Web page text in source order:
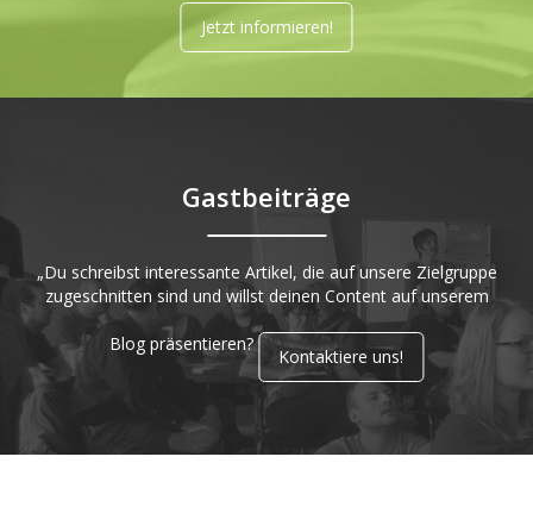
Jetzt informieren!
Gastbeiträge
„Du schreibst interessante Artikel, die auf unsere Zielgruppe
zugeschnitten sind und willst deinen Content auf unserem
Blog präsentieren?
Kontaktiere uns!